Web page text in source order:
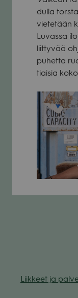
dulla
vie­te­tään
Luvassa
liit­ty­vää
puhetta
tiai­sia
Liik­keet ja